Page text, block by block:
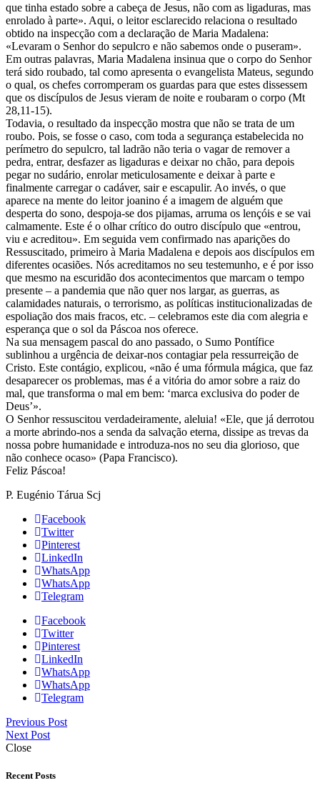
que tinha estado sobre a cabeça de Jesus, não com as ligaduras, mas
enrolado à parte». Aqui, o leitor esclarecido relaciona o resultado
obtido na inspecção com a declaração de Maria Madalena:
«Levaram o Senhor do sepulcro e não sabemos onde o puseram».
Em outras palavras, Maria Madalena insinua que o corpo do Senhor
terá sido roubado, tal como apresenta o evangelista Mateus, segundo
o qual, os chefes corromperam os guardas para que estes dissessem
que os discípulos de Jesus vieram de noite e roubaram o corpo (Mt
28,11-15).
Todavia, o resultado da inspecção mostra que não se trata de um
roubo. Pois, se fosse o caso, com toda a segurança estabelecida no
perímetro do sepulcro, tal ladrão não teria o vagar de remover a
pedra, entrar, desfazer as ligaduras e deixar no chão, para depois
pegar no sudário, enrolar meticulosamente e deixar à parte e
finalmente carregar o cadáver, sair e escapulir. Ao invés, o que
aparece na mente do leitor joanino é a imagem de alguém que
desperta do sono, despoja-se dos pijamas, arruma os lençóis e se vai
calmamente. Este é o olhar crítico do outro discípulo que «entrou,
viu e acreditou». Em seguida vem confirmado nas aparições do
Ressuscitado, primeiro à Maria Madalena e depois aos discípulos em
diferentes ocasiões. Nós acreditamos no seu testemunho, e é por isso
que mesmo na escuridão dos acontecimentos que marcam o tempo
presente – a pandemia que não quer nos largar, as guerras, as
calamidades naturais, o terrorismo, as políticas institucionalizadas de
espoliação dos mais fracos, etc. – celebramos este dia com alegria e
esperança que o sol da Páscoa nos oferece.
Na sua mensagem pascal do ano passado, o Sumo Pontífice
sublinhou a urgência de deixar-nos contagiar pela ressurreição de
Cristo. Este contágio, explicou, «não é uma fórmula mágica, que faz
desaparecer os problemas, mas é a vitória do amor sobre a raiz do
mal, que transforma o mal em bem: ‘marca exclusiva do poder de
Deus’».
O Senhor ressuscitou verdadeiramente, aleluia! «Ele, que já derrotou
a morte abrindo-nos a senda da salvação eterna, dissipe as trevas da
nossa pobre humanidade e introduza-nos no seu dia glorioso, que
não conhece ocaso» (Papa Francisco).
Feliz Páscoa!
P. Eugénio Tárua Scj
Facebook
Twitter
Pinterest
LinkedIn
WhatsApp
WhatsApp
Telegram
Facebook
Twitter
Pinterest
LinkedIn
WhatsApp
WhatsApp
Telegram
Previous Post
Next Post
Close
Recent Posts